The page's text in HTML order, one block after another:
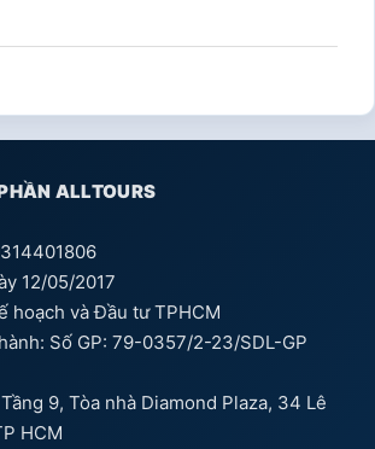
ALLTOURS
12/05/2017
hoạch và Đầu tư TPHCM
Số GP: 79-0357/2-23/SDL-GP
9, Tòa nhà Diamond Plaza, 34 Lê
HCM